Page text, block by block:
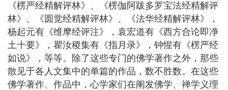
《楞严经精解评林》、《楞伽阿跋多罗宝法经精解评
林》、《圆觉经精解评林》、《法华经精解评林》，
杨起元有《维摩经评注》，袁宏道有《西方合论即净
土十要》，瞿汝稷集有《指月录》，钟惺有《楞严经
如说》，等等。除了这些专门的佛学著作之外，那些
散见于各人文集中的单篇的作品，数不胜数。在这些
佛学著作、作品中，心学家们在阐发佛学、禅学义理